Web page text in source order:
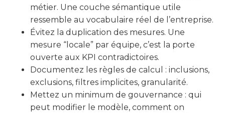
métier. Une couche sémantique utile
ressemble au vocabulaire réel de l’entreprise.
Évitez la duplication des mesures. Une
mesure “locale” par équipe, c’est la porte
ouverte aux KPI contradictoires.
Documentez les règles de calcul : inclusions,
exclusions, filtres implicites, granularité.
Mettez un minimum de gouvernance : qui
peut modifier le modèle, comment on